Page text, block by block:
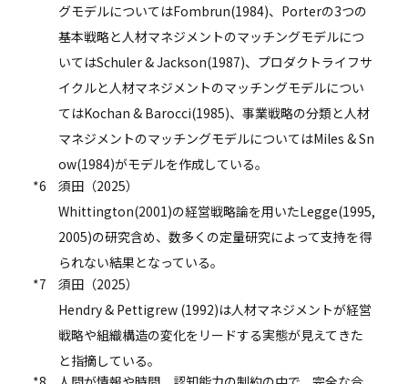
グモデルについてはFombrun(1984)、Porterの3つの
基本戦略と人材マネジメントのマッチングモデルにつ
いてはSchuler & Jackson(1987)、プロダクトライフサ
イクルと人材マネジメントのマッチングモデルについ
てはKochan & Barocci(1985)、事業戦略の分類と人材
マネジメントのマッチングモデルについてはMiles & Sn
ow(1984)がモデルを作成している。
*6
須田（2025）
Whittington(2001)の経営戦略論を用いたLegge(1995,
2005)の研究含め、数多くの定量研究によって支持を得
られない結果となっている。
*7
須田（2025）
Hendry & Pettigrew (1992)は人材マネジメントが経営
戦略や組織構造の変化をリードする実態が見えてきた
と指摘している。